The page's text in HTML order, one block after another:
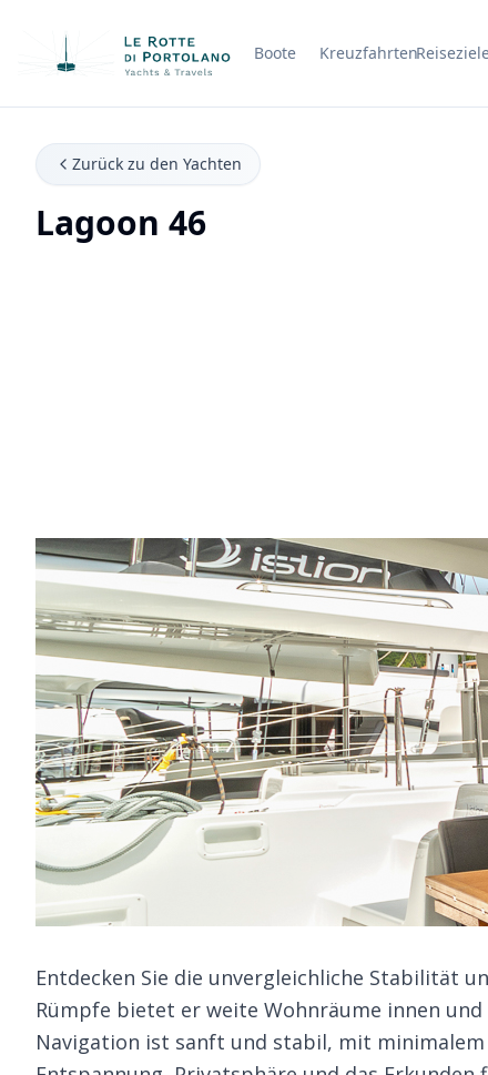
Firmenname Boote Kreuzfahrten
Zurück zu den Yachten
Lagoon 46
Entdecken Sie die unvergleichliche Stabilität
Rümpfe bietet er weite Wohnräume innen
Navigation ist sanft und stabil, mit minimalem